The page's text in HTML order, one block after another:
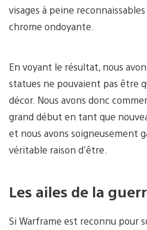
visages à peine
chrome ondoyante.
En voyant le résultat, nous
statues ne pouvaient pas être
décor. Nous avons donc
grand début en tant que
et nous avons soigneusement
véritable raison d’être.
Les ailes de la
Si Warframe est reconnu pour